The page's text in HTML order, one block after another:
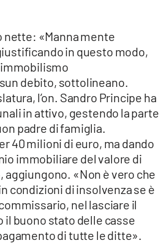
nette: «Manna mente
in questo modo,
debito, sottolineano.
l’on. Sandro Principe ha
in attivo, gestendo la parte
padre di famiglia.
40 milioni di euro, ma dando
immobiliare del valore di
aggiungono. «Non è vero che
condizioni di insolvenza se è
nel lasciare il
il buono stato delle casse
di tutte le ditte».